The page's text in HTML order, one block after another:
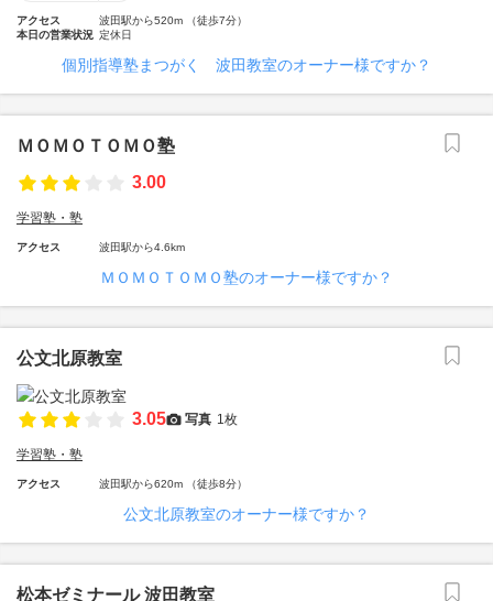
アクセス
波田駅から520m （徒歩7分）
本日の営業状況 定休日
個別指導塾まつがく 波田教室のオーナー様ですか？
ＭＯＭＯＴＯＭＯ塾
3.00
学習塾・塾
アクセス 波田駅から4.6km
ＭＯＭＯＴＯＭＯ塾のオーナー様ですか？
公文北原教室
3.05 写真 1枚
学習塾・塾
アクセス 波田駅から620m （徒歩8分）
公文北原教室のオーナー様ですか？
松本ゼミナール 波田教室